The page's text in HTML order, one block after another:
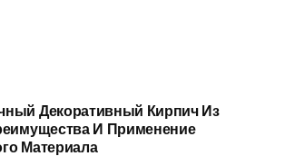
Декоративный Кирпич Из
И Применение
Материала